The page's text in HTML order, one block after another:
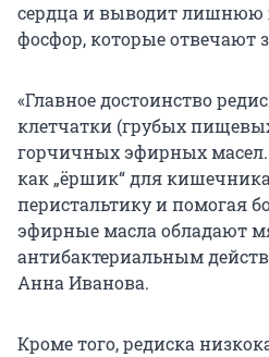
сердца и выводит лишнюю
фосфор, которые отвечают
«Главное достоинство
клетчатки (грубых
горчичных эфирных масел.
как „ёршик“ для
перистальтику и помогая
эфирные масла обладают
антибактериальным
Анна Иванова.
Кроме того, редиска